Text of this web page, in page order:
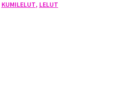
KUMILELUT, LELUT